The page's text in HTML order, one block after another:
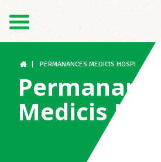
DE
Le LCGB
Structures syndicales
PERMANANCES MEDICIS HOSPI
Medicis